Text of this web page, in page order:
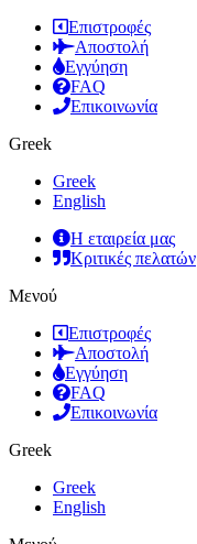
Επιστροφές
Αποστολή
Εγγύηση
FAQ
Επικοινωνία
Greek
Greek
English
Η εταιρεία μας
Κριτικές πελατών
Μενού
Επιστροφές
Αποστολή
Εγγύηση
FAQ
Επικοινωνία
Greek
Greek
English